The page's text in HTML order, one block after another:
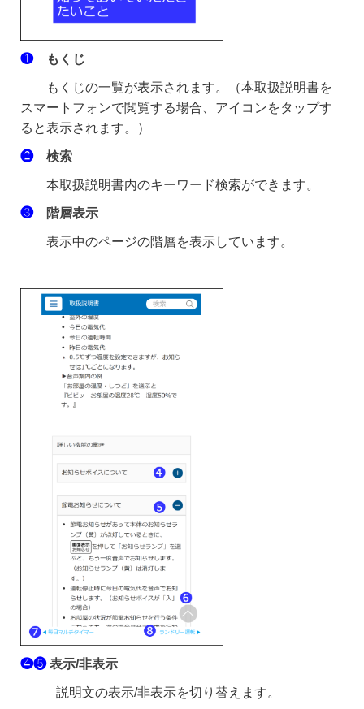
❶ もくじ
もくじの一覧が表示されます。（本取扱説明書を
スマートフォンで閲覧する場合、アイコンをタップす
ると表示されます。）
❷検索
本取扱説明書内のキーワード検索ができます。
❸階層表示
表示中のページの階層を表示しています。
❹❺ 表示/非表示
説明文の表示/非表示を切り替えます。